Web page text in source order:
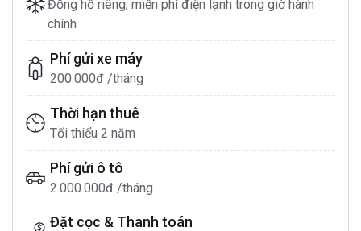
Đồng hồ riêng, miễn phí điện lạnh trong giờ hành
chính
Phí gửi xe máy
200.000đ /tháng
Thời hạn thuê
Tối thiểu 2 năm
Phí gửi ô tô
2.000.000đ /tháng
Đặt cọc & Thanh toán